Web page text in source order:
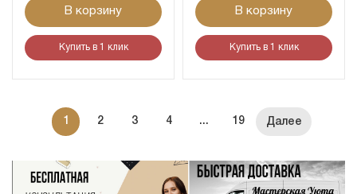
В корзину
Купить в 1 клик
В корзину
Купить в 1 клик
1 2 3 4 ... 19